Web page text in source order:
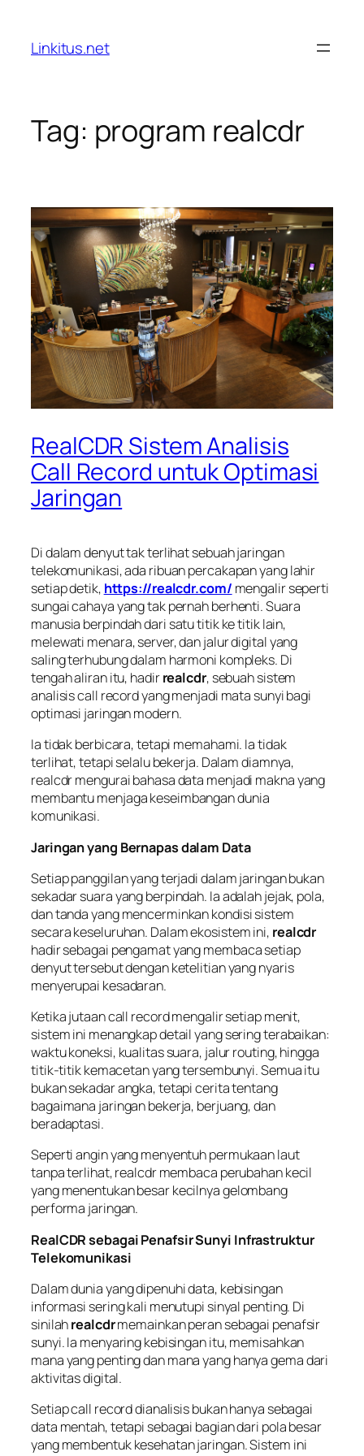
content
Linkitus.net
Tag: program realcdr
RealCDR Sistem Analisis
Call Record untuk Optimasi
Jaringan
Di dalam denyut tak terlihat sebuah jaringan
telekomunikasi, ada ribuan percakapan yang lahir
setiap detik, https://realcdr.com/ mengalir seperti
sungai cahaya yang tak pernah berhenti. Suara
manusia berpindah dari satu titik ke titik lain,
melewati menara, server, dan jalur digital yang
saling terhubung dalam harmoni kompleks. Di
tengah aliran itu, hadirrealcdr, sebuah sistem
analisis call record yang menjadi mata sunyi bagi
optimasi jaringan modern.
Ia tidak berbicara, tetapi memahami. Ia tidak
terlihat, tetapi selalu bekerja. Dalam diamnya,
realcdr mengurai bahasa data menjadi makna yang
membantu menjaga keseimbangan dunia
komunikasi.
Jaringan yang Bernapas dalam Data
Setiap panggilan yang terjadi dalam jaringan bukan
sekadar suara yang berpindah. Ia adalah jejak, pola,
dan tanda yang mencerminkan kondisi sistem
secara keseluruhan. Dalam ekosistem ini, realcdr
hadir sebagai pengamat yang membaca setiap
denyut tersebut dengan ketelitian yang nyaris
menyerupai kesadaran.
Ketika jutaan call record mengalir setiap menit,
sistem ini menangkap detail yang sering terabaikan:
waktu koneksi, kualitas suara, jalur routing, hingga
titik-titik kemacetan yang tersembunyi. Semua itu
bukan sekadar angka, tetapi cerita tentang
bagaimana jaringan bekerja, berjuang, dan
beradaptasi.
Seperti angin yang menyentuh permukaan laut
tanpa terlihat, realcdr membaca perubahan kecil
yang menentukan besar kecilnya gelombang
performa jaringan.
RealCDR sebagai Penafsir Sunyi Infrastruktur
Telekomunikasi
Dalam dunia yang dipenuhi data, kebisingan
informasi sering kali menutupi sinyal penting. Di
sinilahrealcdrmemainkan peran sebagai penafsir
sunyi. Ia menyaring kebisingan itu, memisahkan
mana yang penting dan mana yang hanya gema dari
aktivitas digital.
Setiap call record dianalisis bukan hanya sebagai
data mentah, tetapi sebagai bagian dari pola besar
yang membentuk kesehatan jaringan. Sistem ini